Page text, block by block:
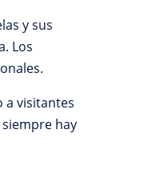
y sus
Los
a visitantes
hay